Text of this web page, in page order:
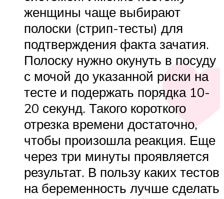
женщины чаще выбирают
полоски (стрип-тесты) для
подтверждения факта зачатия.
Полоску нужно окунуть в посуду
с мочой до указанной риски на
тесте и подержать порядка 10-
20 секунд. Такого короткого
отрезка времени достаточно,
чтобы произошла реакция. Еще
через три минуты проявляется
результат. В пользу каких тестов
на беременность лучше сделать